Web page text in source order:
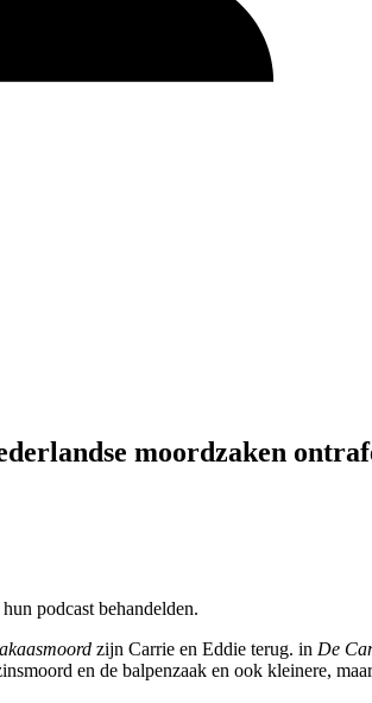
moordzaken
podcast behandelden.
zijn Carrie en Eddie terug. in De
en de balpenzaak en ook kleinere,